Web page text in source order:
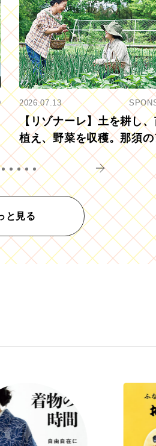
2026.07.13
【リゾナーレ】土を耕し
植え、野菜を収穫。那須
リツーリズモを体験
と見る